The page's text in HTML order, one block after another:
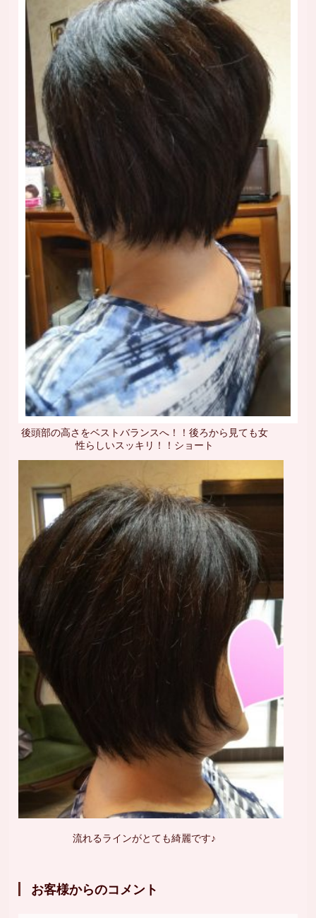
後頭部の高さをベストバランスへ！！後ろから見ても女
性らしいスッキリ！！ショート
流れるラインがとても綺麗です♪
お客様からのコメント